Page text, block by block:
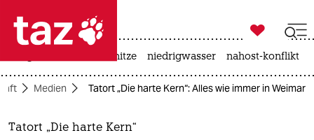
 taz zahl ich
taz zahl ich
themen

taz zahl ich
hitze niedrigwasser nahost-konflikt
Medien Tatort „Die harte Kern“: Alles wie immer in Weimar
Tatort „Die harte Kern“